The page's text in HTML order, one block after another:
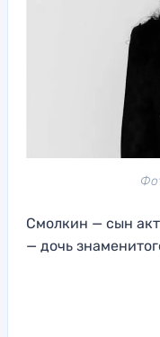
Смолкин — сын
— дочь